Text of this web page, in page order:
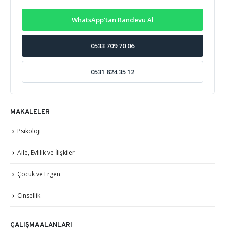
WhatsApp'tan Randevu Al
0533 709 70 06
0531 824 35 12
MAKALELER
Psikoloji
Aile, Evlilik ve İlişkiler
Çocuk ve Ergen
Cinsellik
ÇALIŞMA ALANLARI